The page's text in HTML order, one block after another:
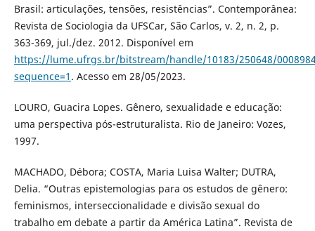
Brasil: articulações, tensões, resistências”. Contemporânea:
Revista de Sociologia da UFSCar, São Carlos, v. 2, n. 2, p.
363-369, jul./dez. 2012. Disponível em
https://lume.ufrgs.br/bitstream/handle/10183/250648/
sequence=1 . Acesso em 28/05/2023.
LOURO, Guacira Lopes. Gênero, sexualidade e educação:
uma perspectiva pós-estruturalista. Rio de Janeiro: Vozes,
1997.
MACHADO, Débora; COSTA, Maria Luisa Walter; DUTRA,
Delia. “Outras epistemologias para os estudos de gênero:
feminismos, interseccionalidade e divisão sexual do
trabalho em debate a partir da América Latina”. Revista de